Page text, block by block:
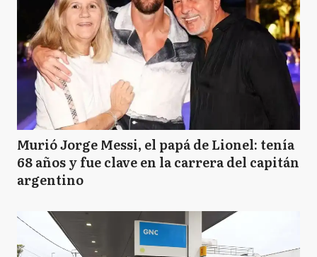
Murió Jorge Messi, el papá de Lionel: tenía
68 años y fue clave en la carrera del capitán
argentino